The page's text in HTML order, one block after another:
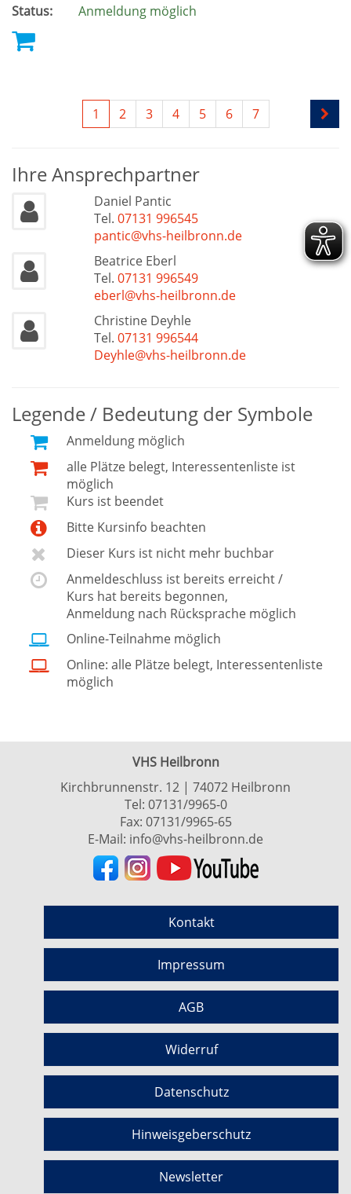
Status:
Anmeldung möglich
1 2 3 4 5 6 7
Ihre Ansprechpartner
Daniel Pantic
Tel. 07131 996545
pantic@vhs-heilbronn.de
Beatrice Eberl
Tel. 07131 996549
eberl@vhs-heilbronn.de
Christine Deyhle
Tel. 07131 996544
Deyhle@vhs-heilbronn.de
Legende / Bedeutung der Symbole
Anmeldung möglich
alle Plätze belegt, Interessentenliste ist
möglich
Kurs ist beendet
Bitte Kursinfo beachten
Dieser Kurs ist nicht mehr buchbar
Anmeldeschluss ist bereits erreicht /
Kurs hat bereits begonnen,
Anmeldung nach Rücksprache möglich
Online-Teilnahme möglich
Online: alle Plätze belegt, Interessentenliste
möglich
VHS Heilbronn
Kirchbrunnenstr. 12 | 74072 Heilbronn
Tel: 07131/9965-0
Fax: 07131/9965-65
E-Mail: info@vhs-heilbronn.de
Kontakt
Impressum
AGB
Widerruf
Datenschutz
Hinweisgeberschutz
Newsletter